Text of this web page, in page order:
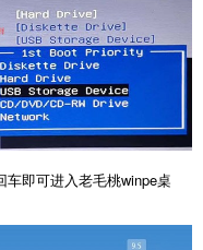
即可进入老毛桃winpe桌